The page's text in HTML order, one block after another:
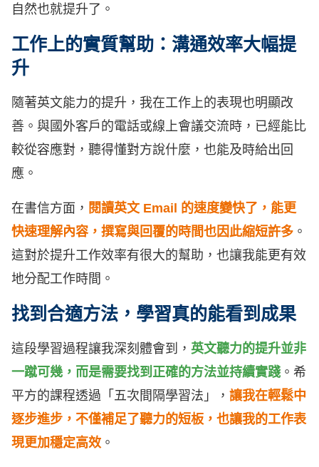
自然也就提升了。
工作上的實質幫助：溝通效率大幅提
升
隨著英文能力的提升，我在工作上的表現也明顯改
善。與國外客戶的電話或線上會議交流時，已經能比
較從容應對，聽得懂對方說什麼，也能及時給出回
應。
在書信方面， 閱讀英文 Email 的速度變快了，能更
快速理解內容，撰寫與回覆的時間也因此縮短許多 。
這對於提升工作效率有很大的幫助，也讓我能更有效
地分配工作時間。
找到合適方法，學習真的能看到成果
這段學習過程讓我深刻體會到， 英文聽力的提升並非
一蹴可幾，而是需要找到正確的方法並持續實踐 。希
平方的課程透過「五次間隔學習法」， 讓我在輕鬆中
逐步進步，不僅補足了聽力的短板，也讓我的工作表
現更加穩定高效 。